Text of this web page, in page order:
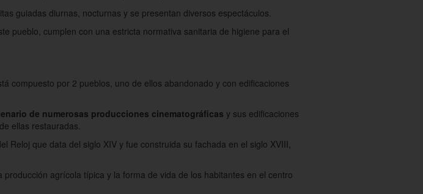
guiadas diurnas, nocturnas y se presentan diversos espectáculos.
pueblo, cumplen con una estricta normativa sanitaria de higiene para el
compuesto por 2 pueblos, uno de ellos abandonado y con edificaciones
de numerosas producciones cinematográficas y sus edificaciones
ellas restauradas.
Reloj que data del siglo XIV y fue construida su fachada en el siglo XVIII,
agrícola típica y la forma de vida de los habitantes en el centro